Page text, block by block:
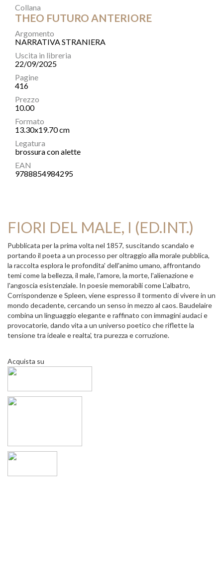
Collana
THEO FUTURO ANTERIORE
Argomento
NARRATIVA STRANIERA
Uscita in libreria
22/09/2025
Pagine
416
Prezzo
10.00
Formato
13.30x19.70 cm
Legatura
brossura con alette
EAN
9788854984295
FIORI DEL MALE, I (ED.INT.)
Pubblicata per la prima volta nel 1857, suscitando scandalo e
portando il poeta a un processo per oltraggio alla morale pubblica,
la raccolta esplora le profondita' dell'animo umano, affrontando
temi come la bellezza, il male, l'amore, la morte, l'alienazione e
l'angoscia esistenziale. In poesie memorabili come L'albatro,
Corrispondenze e Spleen, viene espresso il tormento di vivere in un
mondo decadente, cercando un senso in mezzo al caos. Baudelaire
combina un linguaggio elegante e raffinato con immagini audaci e
provocatorie, dando vita a un universo poetico che riflette la
tensione tra ideale e realta', tra purezza e corruzione.
Acquista su